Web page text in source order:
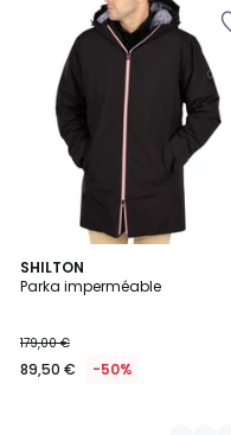
SHILTON
Parka imperméable
179,00 €
89,50 € -50%
4
Couleurs